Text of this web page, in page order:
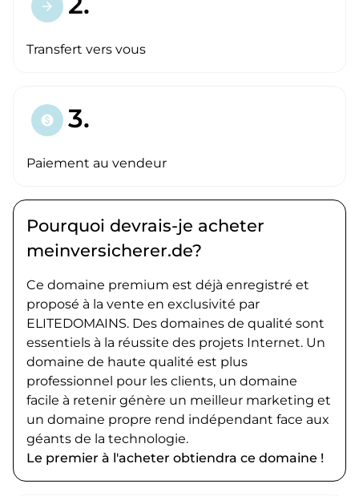
arrow_forward
Transfert vers vous
paid 3.
Paiement au vendeur
Pourquoi devrais-je acheter
meinversicherer.de?
Ce domaine premium est déjà enregistré et
proposé à la vente en exclusivité par
ELITEDOMAINS. Des domaines de qualité sont
essentiels à la réussite des projets Internet. Un
domaine de haute qualité est plus
professionnel pour les clients, un domaine
facile à retenir génère un meilleur marketing et
un domaine propre rend indépendant face aux
géants de la technologie.
Le premier à l'acheter obtiendra ce domaine !